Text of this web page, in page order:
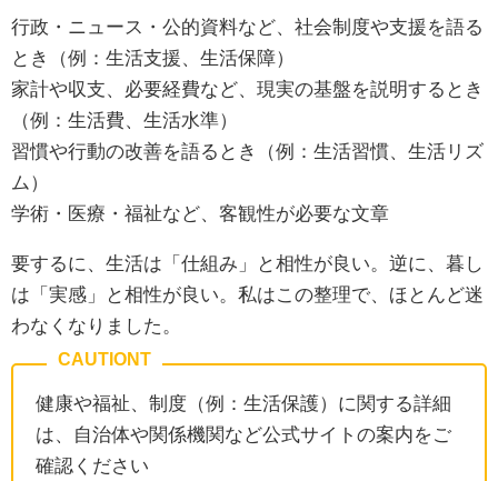
行政・ニュース・公的資料など、社会制度や支援を語る
とき（例：生活支援、生活保障）
家計や収支、必要経費など、現実の基盤を説明するとき
（例：生活費、生活水準）
習慣や行動の改善を語るとき（例：生活習慣、生活リズ
ム）
学術・医療・福祉など、客観性が必要な文章
要するに、生活は「仕組み」と相性が良い。逆に、暮し
は「実感」と相性が良い。私はこの整理で、ほとんど迷
わなくなりました。
健康や福祉、制度（例：生活保護）に関する詳細
は、自治体や関係機関など公式サイトの案内をご
確認ください